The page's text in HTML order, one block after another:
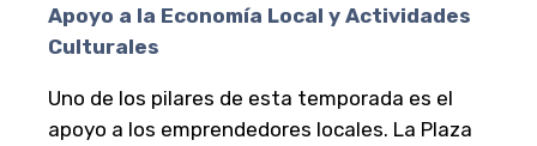
Apoyo a la Economía Local y Actividades
Culturales
Uno de los pilares de esta temporada es el
apoyo a los emprendedores locales. La Plaza